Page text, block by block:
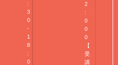
:
3
0
-
1
8
:
0
2
:
0
0
0
【
受
講